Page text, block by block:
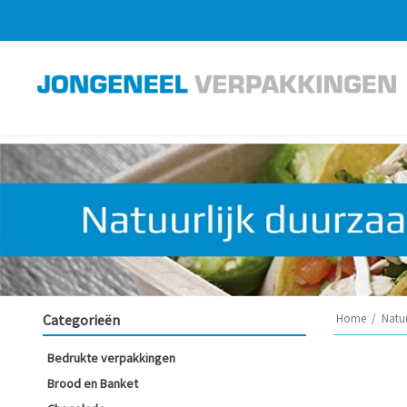
Categorieën
Bedrukte verpakkingen
Brood en Banket
Home /